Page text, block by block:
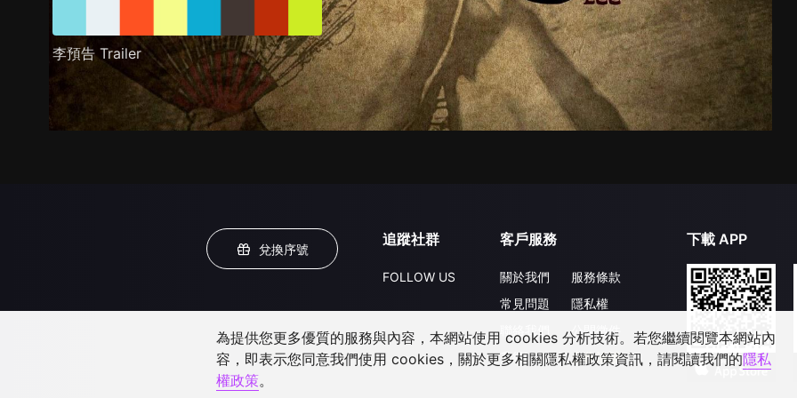
李預告 Trailer
兌換序號
追蹤社群
FOLLOW US
客戶服務
關於我們
常見問題
聯絡我們
升級VIP
服務條款
隱私權
公開徵件
合作洽談
下載 APP
為提供您更多優質的服務與內容，本網站使用 cookies 分析技術。若您繼續閱覽本網站內
容，即表示您同意我們使用 cookies，關於更多相關隱私權政策資訊，請閱讀我們的隱私
權政策。